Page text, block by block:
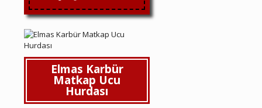
Elmas Karbür
Matkap Ucu
Hurdası